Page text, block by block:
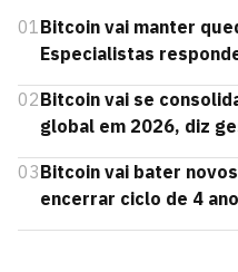
01Bitcoin vai manter
Especialistas
02Bitcoin vai se
global em 2026, diz
03Bitcoin vai bater
encerrar ciclo de 4